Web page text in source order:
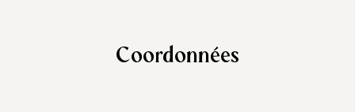
Coordonnées